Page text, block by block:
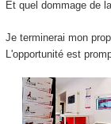
Et quel dommage de
Je terminerai mon
L'opportunité est